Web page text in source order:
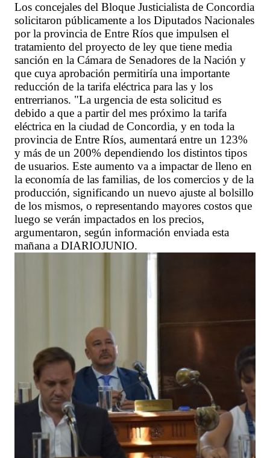
Los concejales del Bloque Justicialista de Concordia
solicitaron públicamente a los Diputados Nacionales
por la provincia de Entre Ríos que impulsen el
tratamiento del proyecto de ley que tiene media
sanción en la Cámara de Senadores de la Nación y
que cuya aprobación permitiría una importante
reducción de la tarifa eléctrica para las y los
entrerrianos. "La urgencia de esta solicitud es
debido a que a partir del mes próximo la tarifa
eléctrica en la ciudad de Concordia, y en toda la
provincia de Entre Ríos, aumentará entre un 123%
y más de un 200% dependiendo los distintos tipos
de usuarios. Este aumento va a impactar de lleno en
la economía de las familias, de los comercios y de la
producción, significando un nuevo ajuste al bolsillo
de los mismos, o representando mayores costos que
luego se verán impactados en los precios,
argumentaron, según información enviada esta
mañana a DIARIOJUNIO.